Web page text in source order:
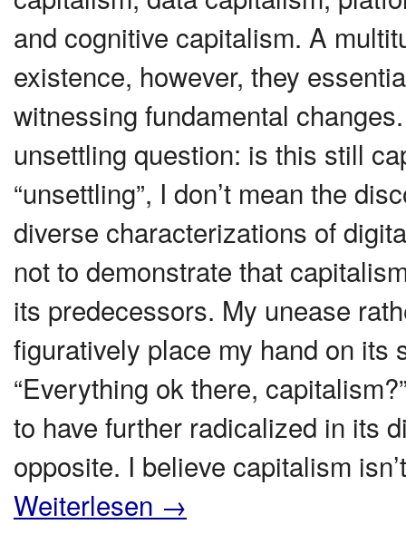
and cognitive capitalism. A
existence, however, they
witnessing fundamental
unsettling question: is this still
“unsettling”, I don’t mean the
diverse characterizations of
not to demonstrate that
its predecessors. My unease
figuratively place my hand on its
“Everything ok there,
to have further radicalized in its
opposite. I believe capitalism
Weiterlesen →